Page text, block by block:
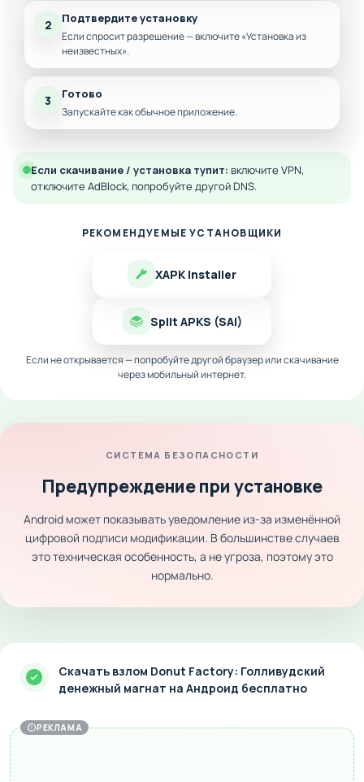
2 Подтвердите установку
Если спросит разрешение — включите «Установка из
неизвестных».
3 Готово
Запускайте как обычное приложение.
Если скачивание / установка тупит: включите VPN,
отключите AdBlock, попробуйте другой DNS.
РЕКОМЕНДУЕМЫЕ УСТАНОВЩИКИ
XAPK Installer
Split APKS (SAI)
Если не открывается — попробуйте другой браузер или скачивание
через мобильный интернет.
СИСТЕМА БЕЗОПАСНОСТИ
Предупреждение при установке
Android может показывать уведомление из-за изменённой
цифровой подписи модификации. В большинстве случаев
это техническая особенность, а не угроза, поэтому это
нормально.
Скачать взлом Donut Factory: Голливудский
денежный магнат на Андроид бесплатно
РЕКЛАМА